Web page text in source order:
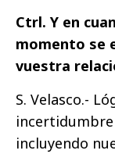
Ctrl. Y en
momento se
vuestra
S. Velasco.-
incluyendo